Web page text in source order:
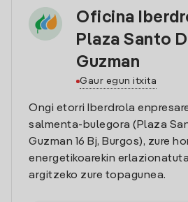
Oficina
Plaza Santo
Guzman
Gaur egun itxita
Ongi etorri Iberdrola
salmenta-bulegora (Plaza
Guzman 16 Bj, Burgos), zure
energetikoarekin
argitzeko zure topagunea.